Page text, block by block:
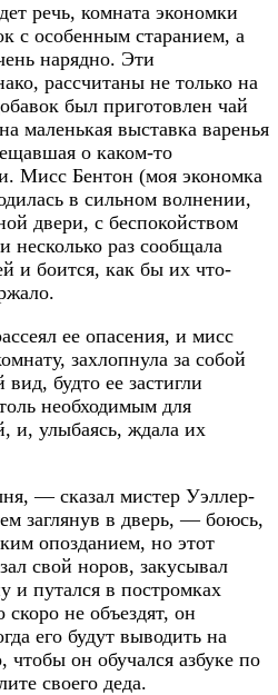
речь, комната экономки
с особенным старанием, а
нарядно. Эти
рассчитаны не только на
был приготовлен чай
маленькая выставка варенья
о каком-то
Мисс Бентон (моя экономка
в сильном волнении,
двери, с беспокойством
несколько раз сообщала
и боится, как бы их что-
ее опасения, и мисс
захлопнула за собой
будто ее застигли
необходимым для
и, улыбаясь, ждала их
— сказал мистер Уэллер-
заглянув в дверь, — боюсь,
опозданием, но этот
свой норов, закусывал
и путался в постромках
скоро не объездят, он
его будут выводить на
чтобы он обучался азбуке по
своего деда.